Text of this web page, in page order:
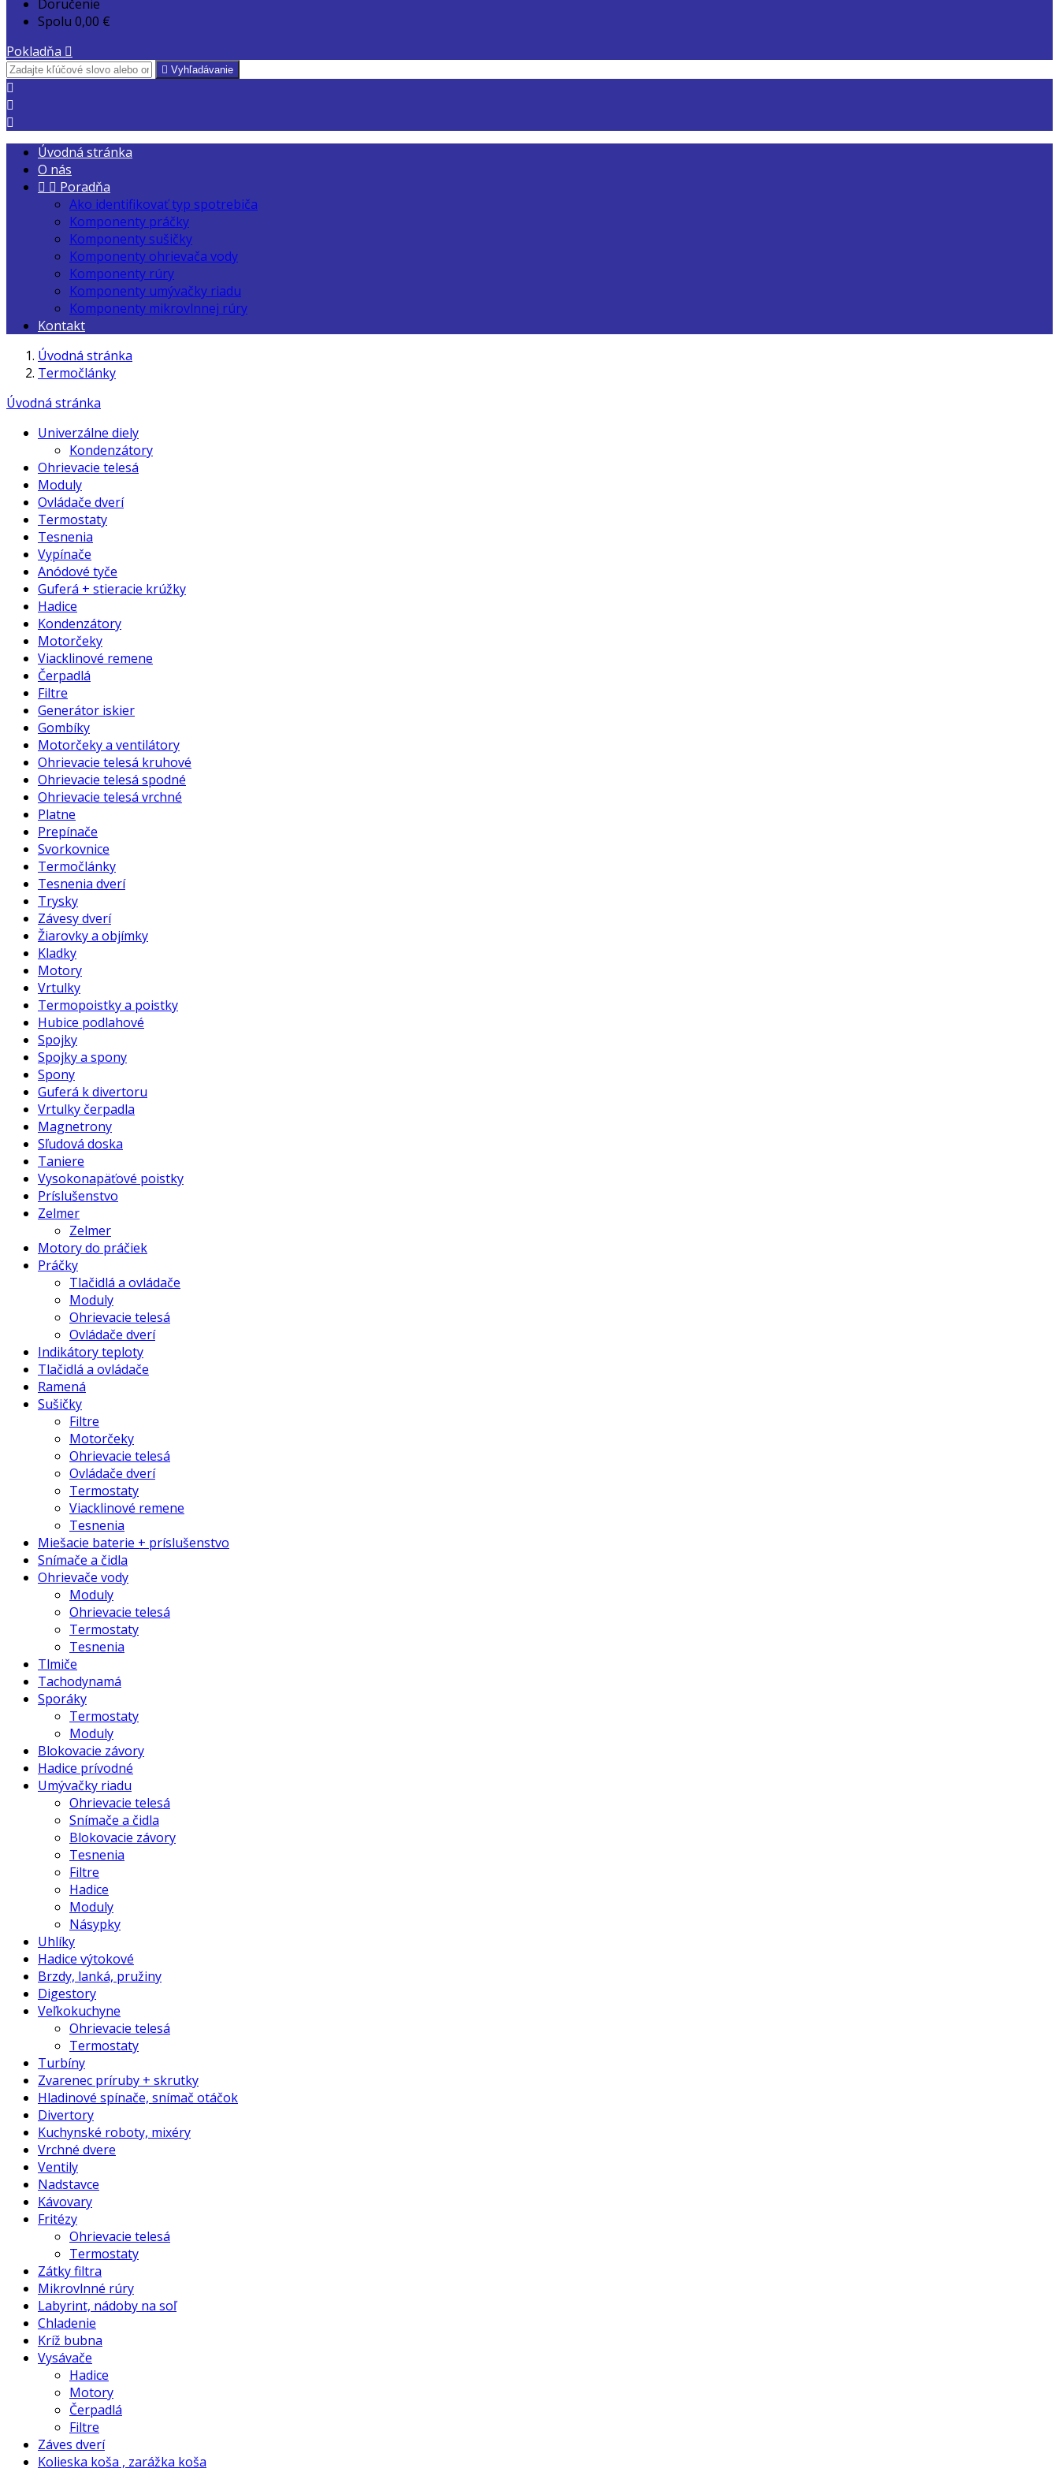
Doručenie
Spolu 0,00 €
Pokladňa 
 Vyhľadávanie



Úvodná stránka
O nás
  Poradňa
Ako identifikovať typ spotrebiča
Komponenty práčky
Komponenty sušičky
Komponenty ohrievača vody
Komponenty rúry
Komponenty umývačky riadu
Komponenty mikrovlnnej rúry
Kontakt
Úvodná stránka
Termočlánky
Úvodná stránka
Univerzálne diely
Kondenzátory
Ohrievacie telesá
Moduly
Ovládače dverí
Termostaty
Tesnenia
Vypínače
Anódové tyče
Guferá + stieracie krúžky
Hadice
Kondenzátory
Motorčeky
Viacklinové remene
Čerpadlá
Filtre
Generátor iskier
Gombíky
Motorčeky a ventilátory
Ohrievacie telesá kruhové
Ohrievacie telesá spodné
Ohrievacie telesá vrchné
Platne
Prepínače
Svorkovnice
Termočlánky
Tesnenia dverí
Trysky
Závesy dverí
Žiarovky a objímky
Kladky
Motory
Vrtulky
Termopoistky a poistky
Hubice podlahové
Spojky
Spojky a spony
Spony
Guferá k divertoru
Vrtulky čerpadla
Magnetrony
Sľudová doska
Taniere
Vysokonapäťové poistky
Príslušenstvo
Zelmer
Zelmer
Motory do práčiek
Práčky
Tlačidlá a ovládače
Moduly
Ohrievacie telesá
Ovládače dverí
Indikátory teploty
Tlačidlá a ovládače
Ramená
Sušičky
Filtre
Motorčeky
Ohrievacie telesá
Ovládače dverí
Termostaty
Viacklinové remene
Tesnenia
Miešacie baterie + príslušenstvo
Snímače a čidla
Ohrievače vody
Moduly
Ohrievacie telesá
Termostaty
Tesnenia
Tlmiče
Tachodynamá
Sporáky
Termostaty
Moduly
Blokovacie závory
Hadice prívodné
Umývačky riadu
Ohrievacie telesá
Snímače a čidla
Blokovacie závory
Tesnenia
Filtre
Hadice
Moduly
Násypky
Uhlíky
Hadice výtokové
Brzdy, lanká, pružiny
Digestory
Veľkokuchyne
Ohrievacie telesá
Termostaty
Turbíny
Zvarenec príruby + skrutky
Hladinové spínače, snímač otáčok
Divertory
Kuchynské roboty, mixéry
Vrchné dvere
Ventily
Nadstavce
Kávovary
Fritézy
Ohrievacie telesá
Termostaty
Zátky filtra
Mikrovlnné rúry
Labyrint, nádoby na soľ
Chladenie
Kríž bubna
Vysávače
Hadice
Motory
Čerpadlá
Filtre
Záves dverí
Kolieska koša , zarážka koša